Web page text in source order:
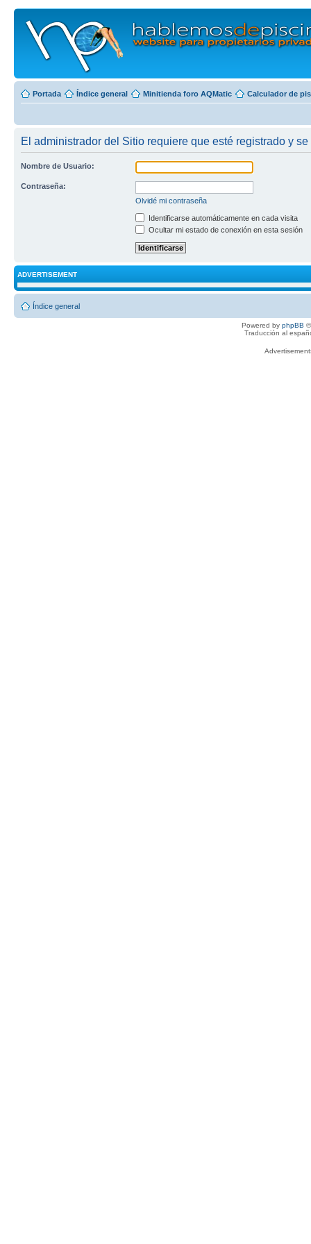
Portada Índice general Minitienda foro AQMatic Calculador de
El administrador del Sitio requiere que esté registrado y
Nombre de Usuario:
Contraseña:
Olvidé mi contraseña
Identificarse automáticamente en cada visita
Ocultar mi estado de conexión en esta sesión
ADVERTISEMENT
Índice general
Powered by phpBB
Traducción al